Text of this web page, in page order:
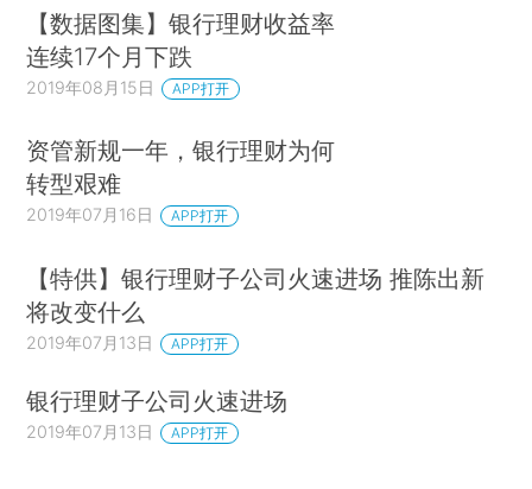
【数据图集】银行理财收益率
连续17个月下跌
2019年08月15日 APP打开
资管新规一年，银行理财为何
转型艰难
2019年07月16日 APP打开
【特供】银行理财子公司火速进场 推陈出新
将改变什么
2019年07月13日 APP打开
银行理财子公司火速进场
2019年07月13日 APP打开